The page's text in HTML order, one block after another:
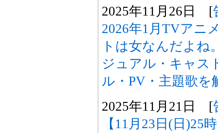
2025年11月26日 [
2026年1月TVアニ
トは女なんだよね
ジュアル・キャス
ル・PV・主題歌を
2025年11月21日 [
【11月23日(日)25